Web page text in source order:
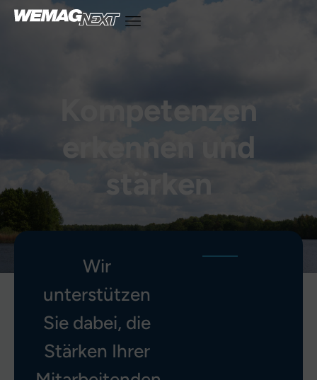
Kompetenzen
erkennen und
stärken
Wir
unterstützen
Sie dabei, die
Stärken Ihrer